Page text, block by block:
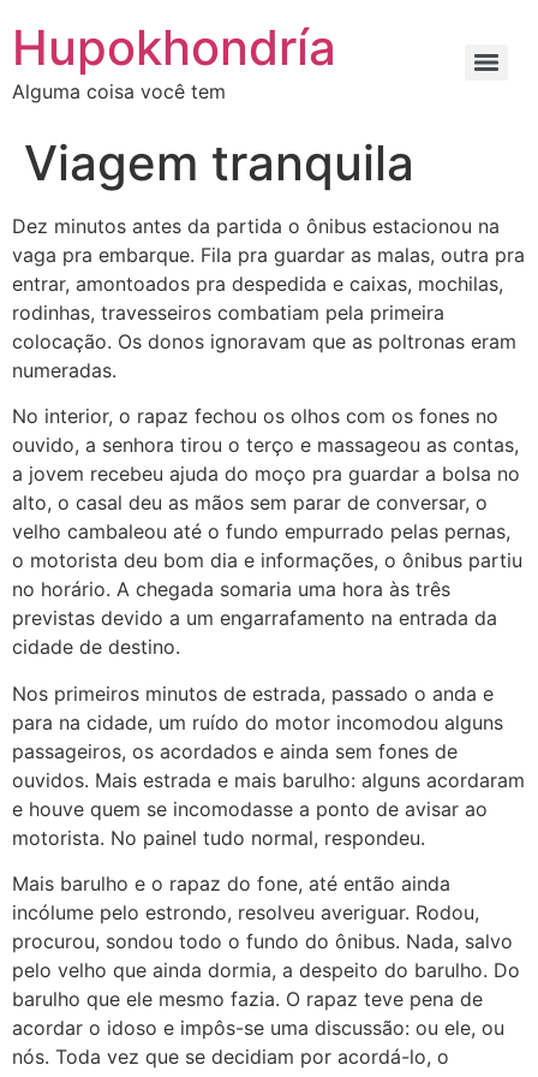
para
conteúdo
Hupokhondría
Alguma coisa você tem
Viagem tranquila
Dez minutos antes da partida o ônibus estacionou na
vaga pra embarque. Fila pra guardar as malas, outra pra
entrar, amontoados pra despedida e caixas, mochilas,
rodinhas, travesseiros combatiam pela primeira
colocação. Os donos ignoravam que as poltronas eram
numeradas.
No interior, o rapaz fechou os olhos com os fones no
ouvido, a senhora tirou o terço e massageou as contas,
a jovem recebeu ajuda do moço pra guardar a bolsa no
alto, o casal deu as mãos sem parar de conversar, o
velho cambaleou até o fundo empurrado pelas pernas,
o motorista deu bom dia e informações, o ônibus partiu
no horário. A chegada somaria uma hora às três
previstas devido a um engarrafamento na entrada da
cidade de destino.
Nos primeiros minutos de estrada, passado o anda e
para na cidade, um ruído do motor incomodou alguns
passageiros, os acordados e ainda sem fones de
ouvidos. Mais estrada e mais barulho: alguns acordaram
e houve quem se incomodasse a ponto de avisar ao
motorista. No painel tudo normal, respondeu.
Mais barulho e o rapaz do fone, até então ainda
incólume pelo estrondo, resolveu averiguar. Rodou,
procurou, sondou todo o fundo do ônibus. Nada, salvo
pelo velho que ainda dormia, a despeito do barulho. Do
barulho que ele mesmo fazia. O rapaz teve pena de
acordar o idoso e impôs-se uma discussão: ou ele, ou
nós. Toda vez que se decidiam por acordá-lo, o